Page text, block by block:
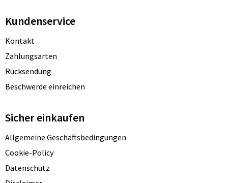
Kundenservice
Kontakt
Zahlungsarten
Rücksendung
Beschwerde einreichen
Sicher einkaufen
Allgemeine Geschäftsbedingungen
Cookie-Policy
Datenschutz